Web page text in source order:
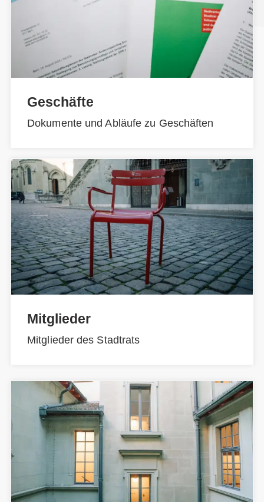
Geschäfte
Dokumente und Abläufe zu Geschäften
Mitglieder
Mitglieder des Stadtrats